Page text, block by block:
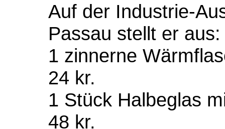
Auf der Industrie-
Passau stellt er aus:
1 zinnerne
24 kr.
1 Stück
48 kr.